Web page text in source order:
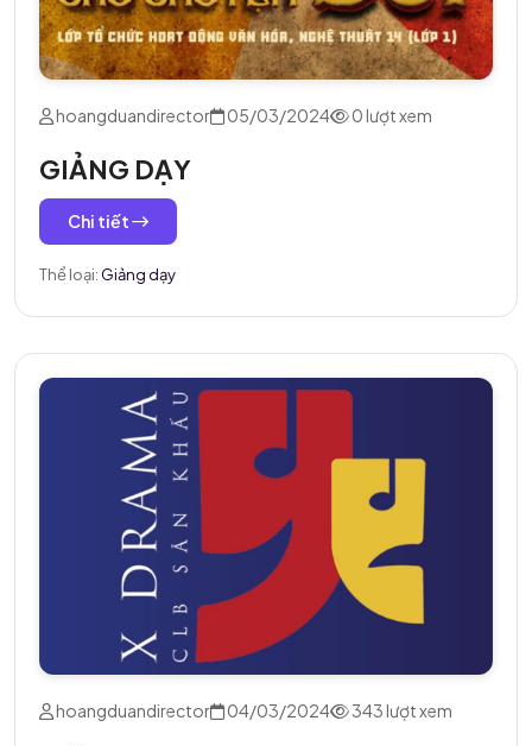
hoangduandirector 05/03/2024 0 lượt xem
GIẢNG DẠY
Chi tiết
Thể loại: Giảng dạy
hoangduandirector 04/03/2024 343 lượt xem